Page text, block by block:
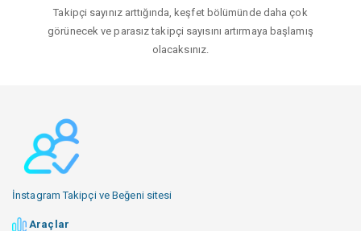
Takipçi sayınız arttığında, keşfet bölümünde daha çok
görünecek ve parasız takipçi sayısını artırmaya başlamış
olacaksınız.
İnstagram Takipçi ve Beğeni sitesi
Araçlar